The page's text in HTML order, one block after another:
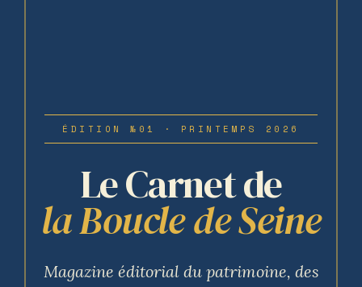
ÉDITION №01 · PRINTEMPS 2026
Le Carnet de
la Boucle de Seine
Magazine éditorial du patrimoine, des